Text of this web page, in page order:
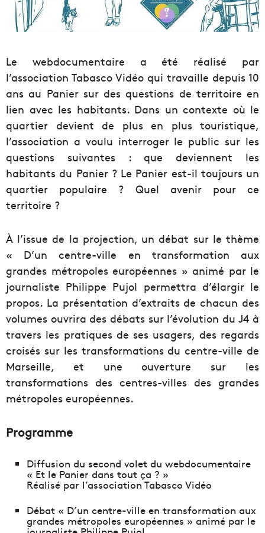
Le webdocumentaire a été réalisé par
l’association Tabasco Vidéo qui travaille depuis 10
ans au Panier sur des questions de territoire en
lien avec les habitants. Dans un contexte où le
quartier devient de plus en plus touristique,
l’association a voulu interroger le public sur les
questions suivantes : que deviennent les
habitants du Panier ? Le Panier est-il toujours un
quartier populaire ? Quel avenir pour ce
territoire ?
À l’issue de la projection, un débat sur le thème
« D’un centre-ville en transformation aux
grandes métropoles européennes » animé par le
journaliste Philippe Pujol permettra d’élargir le
propos. La présentation d’extraits de chacun des
volumes ouvrira des débats sur l’évolution du J4 à
travers les pratiques de ses usagers, des regards
croisés sur les transformations du centre-ville de
Marseille, et une ouverture sur les
transformations des centres-villes des grandes
métropoles européennes.
Programme
Diffusion du second volet du webdocumentaire
« Et le Panier dans tout ça ? »
Réalisé par l’association Tabasco Vidéo
Débat « D’un centre-ville en transformation aux
grandes métropoles européennes » animé par le